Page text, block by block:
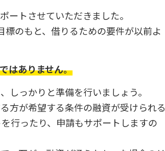
ートさせていただきました。
のもと、借りるための要件が以前よ
はありません。
しっかりと準備を行いましょう。
方が希望する条件の融資が受けられる
行ったり、申請もサポートしますの